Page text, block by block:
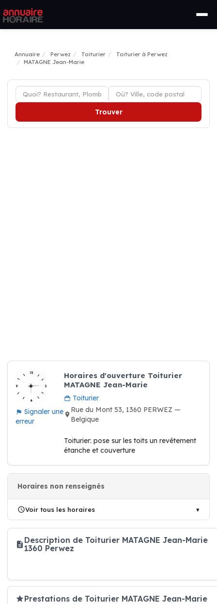
Annuaire Perwez Toiturier
Toiturier à Perwez
MATAGNE Jean-Marie
Trouver
Signaler une
erreur
Horaires d'ouverture Toiturier
MATAGNE Jean-Marie
Toiturier
Rue du Mont 53, 1360 PERWEZ —
Belgique
Toiturier: pose sur les toits un revêtement
étanche et couverture
Horaires non renseignés
Voir tous les horaires
Description de Toiturier MATAGNE Jean-Marie
1360 Perwez
Prestations de Toiturier MATAGNE Jean-Marie